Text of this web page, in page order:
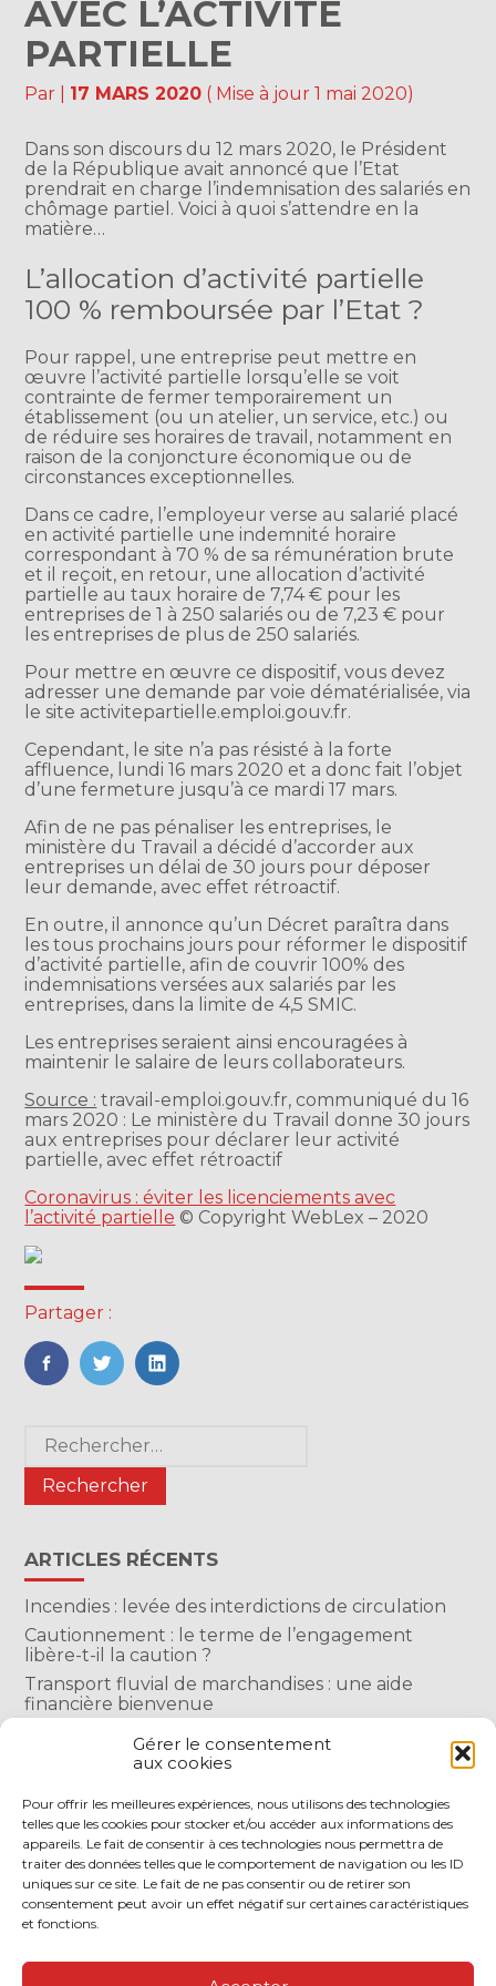
Gérer le consentement
aux cookies
Pour offrir les meilleures expériences, nous utilisons des technologies
telles que les cookies pour stocker et/ou accéder aux informations des
appareils. Le fait de consentir à ces technologies nous permettra de
traiter des données telles que le comportement de navigation ou les ID
uniques sur ce site. Le fait de ne pas consentir ou de retirer son
consentement peut avoir un effet négatif sur certaines caractéristiques
et fonctions.
AVEC L’ACTIVITÉ
PARTIELLE
Par 17 MARS 2020 ( Mise à jour 1 mai 2020)
Dans son discours du 12 mars 2020, le Président
de la République avait annoncé que l’Etat
prendrait en charge l’indemnisation des salariés en
chômage partiel. Voici à quoi s’attendre en la
matière…
L’allocation d’activité partielle
100 % remboursée par l’Etat ?
Pour rappel, une entreprise peut mettre en
œuvre l’activité partielle lorsqu’elle se voit
contrainte de fermer temporairement un
établissement (ou un atelier, un service, etc.) ou
de réduire ses horaires de travail, notamment en
raison de la conjoncture économique ou de
circonstances exceptionnelles.
Dans ce cadre, l’employeur verse au salarié placé
en activité partielle une indemnité horaire
correspondant à 70 % de sa rémunération brute
et il reçoit, en retour, une allocation d’activité
partielle au taux horaire de 7,74 € pour les
entreprises de 1 à 250 salariés ou de 7,23 € pour
les entreprises de plus de 250 salariés.
Pour mettre en œuvre ce dispositif, vous devez
adresser une demande par voie dématérialisée, via
le site activitepartielle.emploi.gouv.fr.
Cependant, le site n’a pas résisté à la forte
affluence, lundi 16 mars 2020 et a donc fait l’objet
d’une fermeture jusqu’à ce mardi 17 mars.
Afin de ne pas pénaliser les entreprises, le
ministère du Travail a décidé d’accorder aux
entreprises un délai de 30 jours pour déposer
leur demande, avec effet rétroactif.
En outre, il annonce qu’un Décret paraîtra dans
les tous prochains jours pour réformer le dispositif
d’activité partielle, afin de couvrir 100% des
indemnisations versées aux salariés par les
entreprises, dans la limite de 4,5 SMIC.
Les entreprises seraient ainsi encouragées à
maintenir le salaire de leurs collaborateurs.
Source : travail-emploi.gouv.fr, communiqué du 16
mars 2020 : Le ministère du Travail donne 30 jours
aux entreprises pour déclarer leur activité
partielle, avec effet rétroactif
Coronavirus : éviter les licenciements avec
l’activité partielle © Copyright WebLex – 2020
Partager :
FaceBook
TwitterLinkedIn
Blog
sidebar
Rechercher :
ARTICLES RÉCENTS
Incendies : levée des interdictions de circulation
Cautionnement : le terme de l’engagement
libère-t-il la caution ?
Transport fluvial de marchandises : une aide
financière bienvenue
comptent-elles ?
COMMENTAIRES RÉCENTS
Footer
LE CABINET NOS SERVICES